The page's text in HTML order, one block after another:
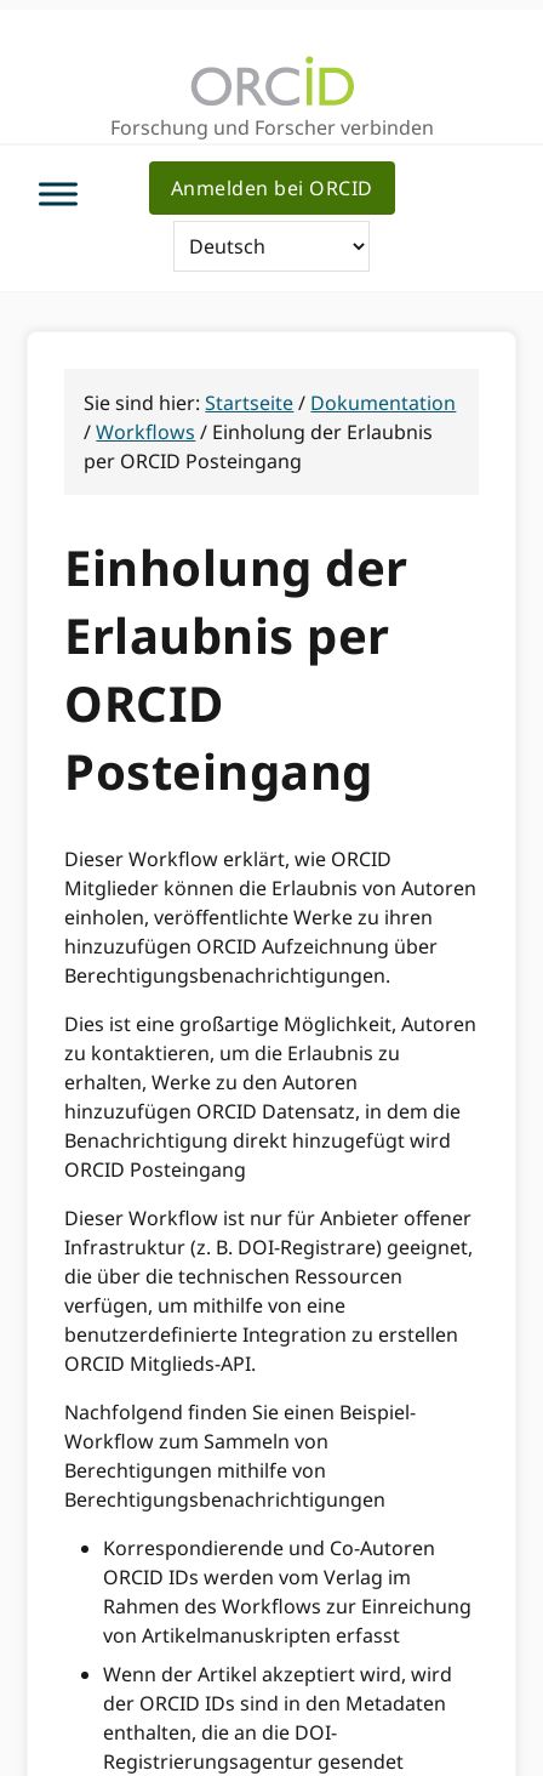
Forschung und Forscher verbinden
Anmelden bei ORCID
Sie sind hier:Startseite/ Dokumentation
/Workflows / Einholung der Erlaubnis
per ORCID Posteingang
Einholung der
Erlaubnis per
ORCID
Posteingang
Dieser Workflow erklärt, wie ORCID
Mitglieder können die Erlaubnis von Autoren
einholen, veröffentlichte Werke zu ihren
hinzuzufügen ORCID Aufzeichnung über
Berechtigungsbenachrichtigungen.
Dies ist eine großartige Möglichkeit, Autoren
zu kontaktieren, um die Erlaubnis zu
erhalten, Werke zu den Autoren
hinzuzufügen ORCID Datensatz, in dem die
Benachrichtigung direkt hinzugefügt wird
ORCID Posteingang
Dieser Workflow ist nur für Anbieter offener
Infrastruktur (z. B. DOI-Registrare) geeignet,
die über die technischen Ressourcen
verfügen, um mithilfe von eine
benutzerdefinierte Integration zu erstellen
ORCID Mitglieds-API.
Nachfolgend finden Sie einen Beispiel-
Workflow zum Sammeln von
Berechtigungen mithilfe von
Berechtigungsbenachrichtigungen
Korrespondierende und Co-Autoren
ORCID IDs werden vom Verlag im
Rahmen des Workflows zur Einreichung
von Artikelmanuskripten erfasst
Wenn der Artikel akzeptiert wird, wird
der ORCID IDs sind in den Metadaten
enthalten, die an die DOI-
Registrierungsagentur gesendet